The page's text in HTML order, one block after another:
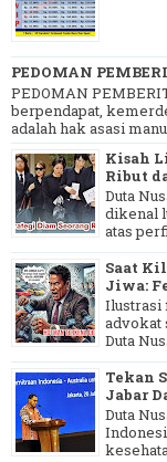
PEDOMAN
PEDOMAN
berpendapat,
adalah hak asasi
Kisah
Ribut
Duta
dikenal
atas
Saat
Jiwa:
Ilustrasi
advokat
Duta
Tekan
Jabar
Duta